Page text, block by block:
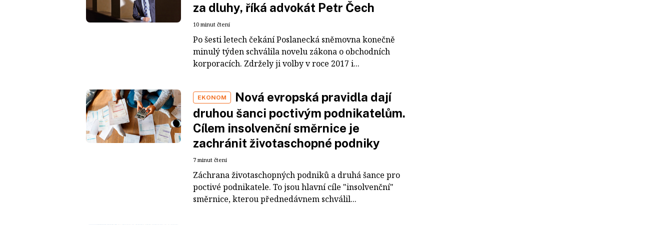
za dluhy, říká advokát Petr Čech
10 minut čtení
Po šesti letech čekání Poslanecká sněmovna konečně
minulý týden schválila novelu zákona o obchodních
korporacích. Zdržely ji volby v roce 2017 i...
EKONOM
Nová evropská pravidla dají
druhou šanci poctivým podnikatelům.
Cílem insolvenční směrnice je
zachránit životaschopné podniky
7 minut čtení
Záchrana životaschopných podniků a druhá šance pro
poctivé podnikatele. To jsou hlavní cíle "insolvenční"
směrnice, kterou přednedávnem schválil...